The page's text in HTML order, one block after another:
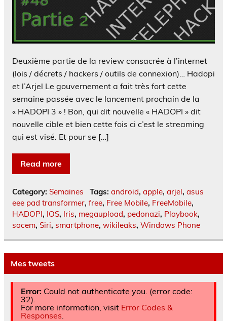
Deuxième partie de la review consacrée à l’internet
(lois / décrets / hackers / outils de connexion)… Hadopi
et l’Arjel Le gouvernement a fait très fort cette
semaine passée avec le lancement prochain de la
« HADOPI 3 » ! Bon, qui dit nouvelle « HADOPI » dit
nouvelle cible et bien cette fois ci c’est le streaming
qui est visé. Et pour se […]
Read more
Category: Semaines Tags: android, apple, arjel, asus
eee pad transformer, free, Free Mobile, FreeMobile,
HADOPI, IOS, Iris, megaupload, pedonazi, Playbook,
sacem, Siri, smartphone, wikileaks, Windows Phone
Mes tweets
Error:Could not authenticate you. (error code:
32).
For more information, visit Error Codes &
Responses